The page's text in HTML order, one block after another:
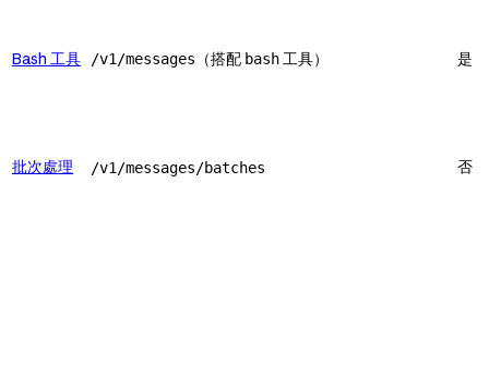
Bash 工具 /v1/messages （搭配 bash工具） 是
批次處理 /v1/messages/batches 否